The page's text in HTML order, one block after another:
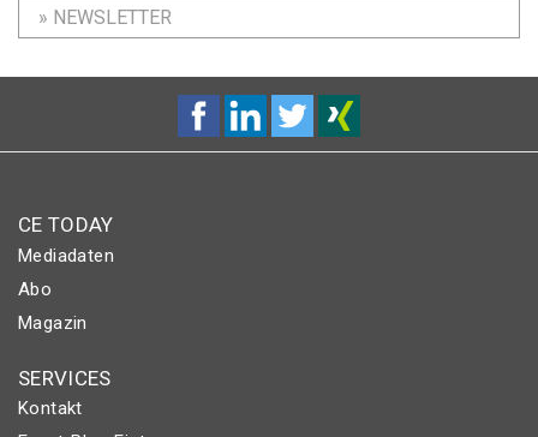
» NEWSLETTER
CE TODAY
Mediadaten
Abo
Magazin
SERVICES
Kontakt